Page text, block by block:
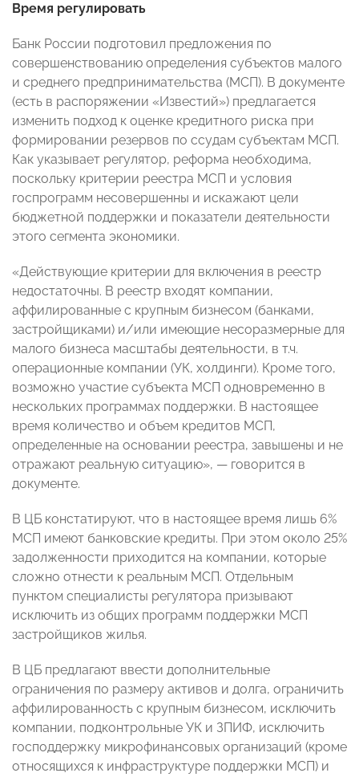
Время регулировать
Банк России подготовил предложения по
совершенствованию определения субъектов малого
и среднего предпринимательства (МСП). В документе
(есть в распоряжении «Известий») предлагается
изменить подход к оценке кредитного риска при
формировании резервов по ссудам субъектам МСП.
Как указывает регулятор, реформа необходима,
поскольку критерии реестра МСП и условия
госпрограмм несовершенны и искажают цели
бюджетной поддержки и показатели деятельности
этого сегмента экономики.
«Действующие критерии для включения в реестр
недостаточны. В реестр входят компании,
аффилированные с крупным бизнесом (банками,
застройщиками) и/или имеющие несоразмерные для
малого бизнеса масштабы деятельности, в т.ч.
операционные компании (УК, холдинги). Кроме того,
возможно участие субъекта МСП одновременно в
нескольких программах поддержки. В настоящее
время количество и объем кредитов МСП,
определенные на основании реестра, завышены и не
отражают реальную ситуацию», — говорится в
документе.
В ЦБ констатируют, что в настоящее время лишь 6%
МСП имеют банковские кредиты. При этом около 25%
задолженности приходится на компании, которые
сложно отнести к реальным МСП. Отдельным
пунктом специалисты регулятора призывают
исключить из общих программ поддержки МСП
застройщиков жилья.
В ЦБ предлагают ввести дополнительные
ограничения по размеру активов и долга, ограничить
аффилированность с крупным бизнесом, исключить
компании, подконтрольные УК и ЗПИФ, исключить
господдержку микрофинансовых организаций (кроме
относящихся к инфраструктуре поддержки МСП) и